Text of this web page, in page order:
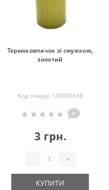
Термоковпачок зі смужкою,
золотий
Код товару: 100000638
0
3 грн.
- +
КУПИТИ